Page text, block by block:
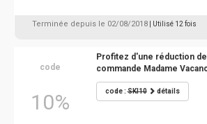
Terminée depuis le 02/08/2018 | Utilisé 12 fois
code
10%
Profitez d'une réduction
commande Madame
code :SKI10 détails